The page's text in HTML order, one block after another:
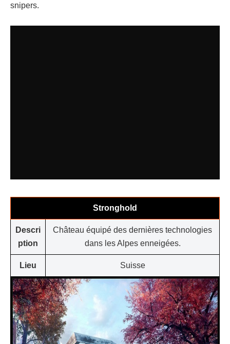
snipers.
Stronghold
Descri
ption
Château équipé des dernières technologies
dans les Alpes enneigées.
Lieu Suisse